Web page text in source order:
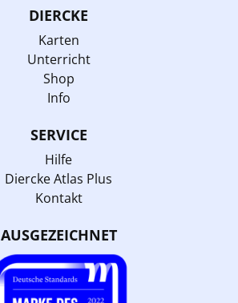
DIERCKE
Karten
Unterricht
Shop
Info
SERVICE
Hilfe
Diercke Atlas Plus
Kontakt
AUSGEZEICHNET